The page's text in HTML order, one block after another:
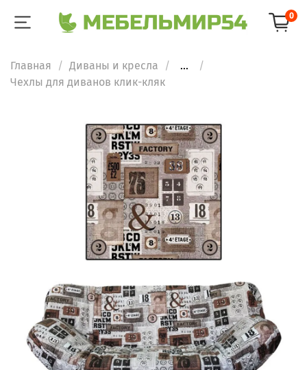
0
Главная Диваны и кресла
...
Чехлы для диванов клик-кляк